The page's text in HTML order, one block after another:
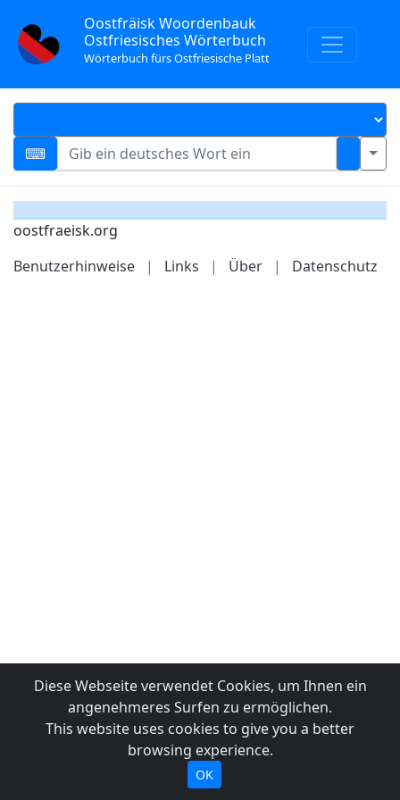
Oostfräisk Woordenbauk
Ostfriesisches Wörterbuch
Wörterbuch fürs Ostfriesische Platt
oostfraeisk.org
Benutzerhinweise
| Links | Über | Datenschutz
Diese Webseite verwendet Cookies, um Ihnen ein
angenehmeres Surfen zu ermöglichen.
This website uses cookies to give you a better
browsing experience.
OK